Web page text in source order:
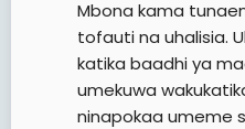
Mbona kama
tofauti na uhalisia.
katika baadhi ya
umekuwa
ninapokaa umeme